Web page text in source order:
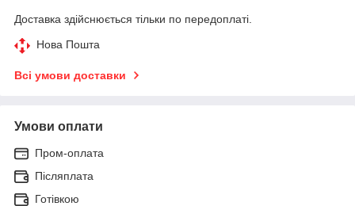
Доставка здійснюється тільки по передоплаті.
Нова Пошта
Всі умови доставки
Умови оплати
Пром-оплата
Післяплата
Готівкою